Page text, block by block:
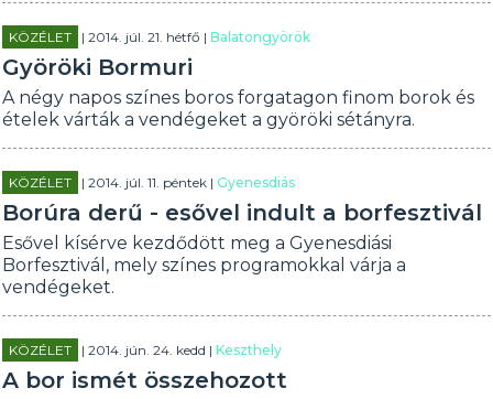
KÖZÉLET | 2014. júl. 21. hétfő |Balatongyörök
Györöki Bormuri
A négy napos színes boros forgatagon finom borok és
ételek várták a vendégeket a györöki sétányra.
KÖZÉLET | 2014. júl. 11. péntek |Gyenesdiás
Borúra derű - esővel indult a borfesztivál
Esővel kísérve kezdődött meg a Gyenesdiási
Borfesztivál, mely színes programokkal várja a
vendégeket.
KÖZÉLET | 2014. jún. 24. kedd |Keszthely
A bor ismét összehozott